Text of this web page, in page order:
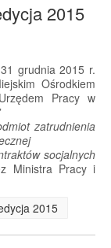
2015
grudnia 2015 r.
Ośrodkiem
Pracy w
zatrudnienia
socjalnych
Ministra Pracy i
2015